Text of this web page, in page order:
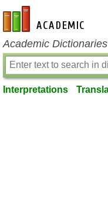
en-academic.com
Academic
Interpretations